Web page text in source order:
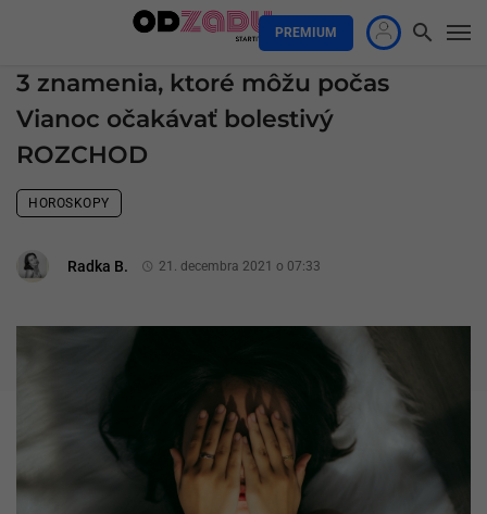
PREMIUM
3 znamenia, ktoré môžu počas
Vianoc očakávať bolestivý
ROZCHOD
HOROSKOPY
Radka B. 21. decembra 2021 o 07:33